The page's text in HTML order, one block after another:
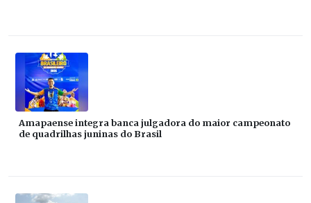
Amapaense integra banca julgadora do maior campeonato
de quadrilhas juninas do Brasil